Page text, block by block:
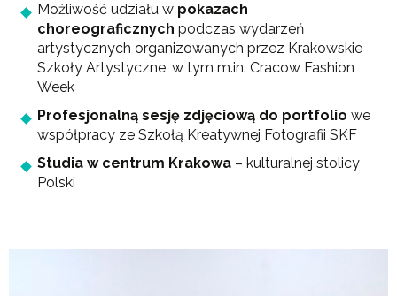
Możliwość udziału w pokazach
choreograficznych podczas wydarzeń
artystycznych organizowanych przez Krakowskie
Szkoły Artystyczne, w tym m.in. Cracow Fashion
Week
Profesjonalną sesję zdjęciową do portfolio we
współpracy ze Szkołą Kreatywnej Fotografii SKF
Studia w centrum Krakowa – kulturalnej stolicy
Polski